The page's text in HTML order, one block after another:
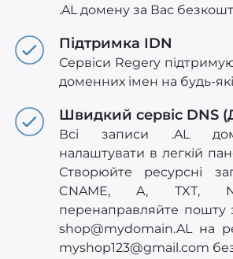
.AL домену за Вас
Підтримка IDN
Сервіси Regery
доменних імен на будь-
Швидкий сервіс DNS
Всі записи .AL
налаштувати в легкій
Створюйте ресурсні
CNAME, A, TXT,
перенаправляйте пошту
shop@mydomain.ALна
myshop123@gmail.com